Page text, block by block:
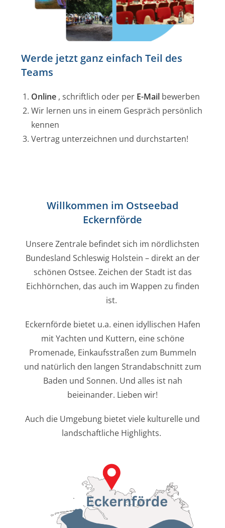
Werde jetzt ganz einfach Teil des
Teams
Online , schriftlich oder per E-Mail bewerben
Wir lernen uns in einem Gespräch persönlich
kennen
Vertrag unterzeichnen und durchstarten!
Willkommen im Ostseebad
Eckernförde
Unsere Zentrale befindet sich im nördlichsten
Bundesland Schleswig Holstein – direkt an der
schönen Ostsee. Zeichen der Stadt ist das
Eichhörnchen, das auch im Wappen zu finden
ist.
Eckernförde bietet u.a. einen idyllischen Hafen
mit Yachten und Kuttern, eine schöne
Promenade, Einkaufsstraßen zum Bummeln
und natürlich den langen Strandabschnitt zum
Baden und Sonnen. Und alles ist nah
beieinander. Lieben wir!
Auch die Umgebung bietet viele kulturelle und
landschaftliche Highlights.